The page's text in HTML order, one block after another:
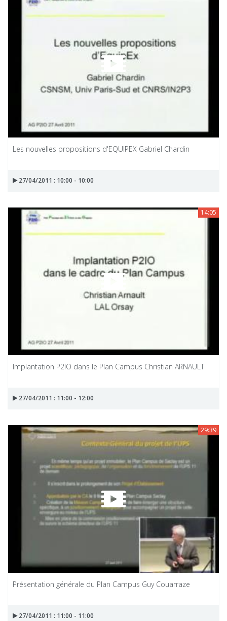
Les nouvelles propositions d'EQUIPEX Gabriel Chardin
27/04/2011 : 10:00 - 10:00
14:05
Implantation P2IO dans le Plan Campus Christian ARNAULT
27/04/2011 : 11:00 - 12:00
29:39
Présentation générale du Plan Campus Guy Couarraze
27/04/2011 : 11:00 - 11:00